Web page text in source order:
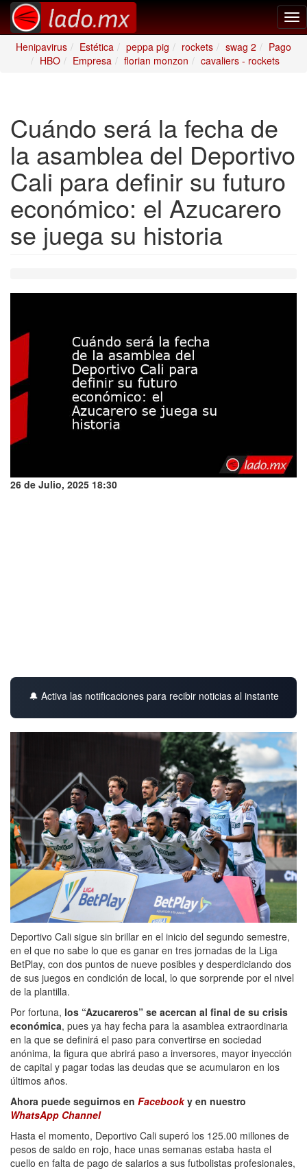
Henipavirus
Estética peppa pig rockets swag 2
Pago
HBO
Empresa florian monzon cavaliers - rockets
Cuándo será la fecha de
la asamblea del Deportivo
Cali para definir su futuro
económico: el Azucarero
se juega su historia
26 de Julio, 2025 18:30
🔔 Activa las notificaciones para recibir noticias al instante
Deportivo Cali sigue sin brillar en el inicio del segundo semestre,
en el que no sabe lo que es ganar en tres jornadas de la Liga
BetPlay, con dos puntos de nueve posibles y desperdiciando dos
de sus juegos en condición de local, lo que sorprende por el nivel
de la plantilla.
Por fortuna, los “Azucareros” se acercan al final de su crisis
económica, pues ya hay fecha para la asamblea extraordinaria
en la que se definirá el paso para convertirse en sociedad
anónima, la figura que abrirá paso a inversores, mayor inyección
de capital y pagar todas las deudas que se acumularon en los
últimos años.
Ahora puede seguirnos en Facebooky en nuestro
WhatsApp Channel
Hasta el momento, Deportivo Cali superó los 125.00 millones de
pesos de saldo en rojo, hace unas semanas estaba hasta el
cuello en falta de pago de salarios a sus futbolistas profesionales,